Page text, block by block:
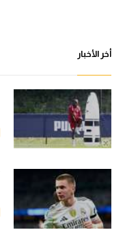
أخر الأخبار